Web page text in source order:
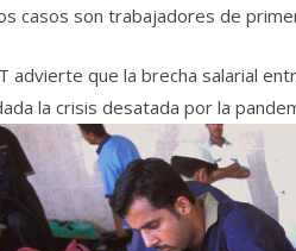
casos son trabajadores de
advierte que la brecha salarial
la crisis desatada por la